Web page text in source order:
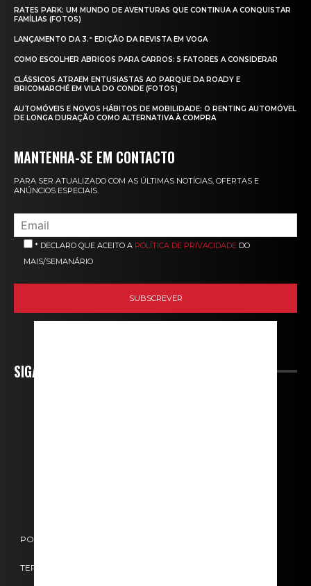
RATES PARK: UM MUNDO DE AVENTURAS QUE CONTINUA A CONQUISTAR
FAMÍLIAS (FOTOS)
LANÇAMENTO DA 3.ª EDIÇÃO DA REVISTA EM VOGA
COMO ESCOLHER ABRIGOS PARA CARROS: 5 FATORES A CONSIDERAR
CLÁSSICOS ATRAEM ENTUSIASTAS AO PARQUE DA ROADY E
BRICOMARCHÉ EM VILA DO CONDE (FOTOS)
AUTOMÓVEIS E NOVOS HÁBITOS DE MOBILIDADE: O RENTING AUTOMÓVEL
DE LONGA DURAÇÃO COMO ALTERNATIVA À COMPRA
MANTENHA-SE EM CONTACTO
PARA SER ATUALIZADO COM AS ÚLTIMAS NOTÍCIAS, OFERTAS E
ANÚNCIOS ESPECIAIS.
* DECLARO QUE ACEITO A POLÍTICA DE PRIVACIDADE DO
MAIS/SEMANÁRIO
SIGA-NOS
POLÍTICA DE COOKIES
TERMOS E CONDIÇÕES